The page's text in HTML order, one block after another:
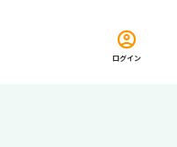
ログイン